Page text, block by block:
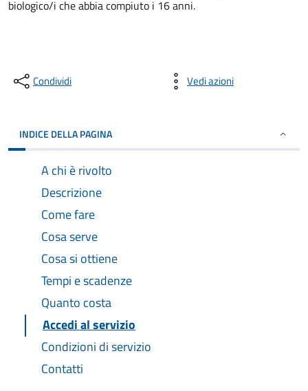
biologico/i che abbia compiuto i 16 anni.
Condividi Vedi azioni
INDICE DELLA PAGINA
A chi è rivolto
Descrizione
Come fare
Cosa serve
Cosa si ottiene
Tempi e scadenze
Quanto costa
Accedi al servizio
Condizioni di servizio
Contatti